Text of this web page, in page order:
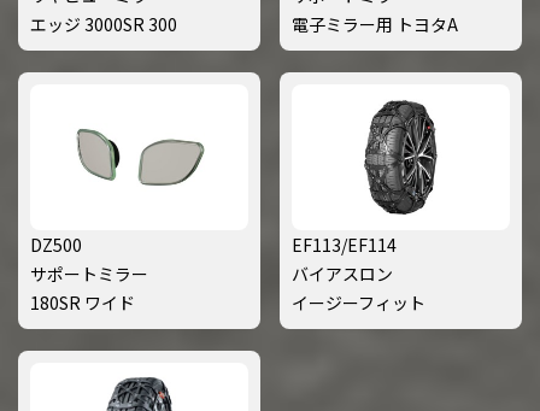
エッジ 3000SR 300
電子ミラー用 トヨタA
DZ500
サポートミラー
180SR ワイド
EF113/EF114
バイアスロン
イージーフィット